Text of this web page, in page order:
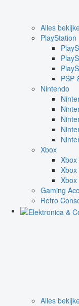
Alles
PlayStation
PSP
Nintendo
Xbox
Xbox
Xbox
Xbox
Gaming
Retro
Alles